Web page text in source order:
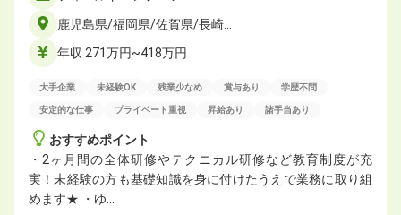
鹿児島県/福岡県/佐賀県/長崎…
年収 271万円~418万円
大手企業 未経験OK 残業少なめ 賞与あり 学歴不問
安定的な仕事 プライベート重視 昇給あり 諸手当あり
おすすめポイント
・2ヶ月間の全体研修やテクニカル研修など教育制度が充
実！未経験の方も基礎知識を身に付けたうえで業務に取り組
めます★ ・ゆ…